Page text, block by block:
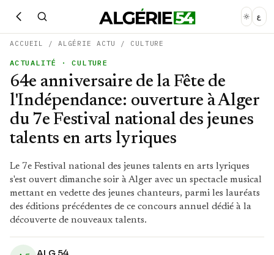
ع
ACCUEIL / ALGÉRIE ACTU / CULTURE
ACTUALITÉ · CULTURE
64e anniversaire de la Fête de
l'Indépendance: ouverture à Alger
du 7e Festival national des jeunes
talents en arts lyriques
Le 7e Festival national des jeunes talents en arts lyriques
s'est ouvert dimanche soir à Alger avec un spectacle musical
mettant en vedette des jeunes chanteurs, parmi les lauréats
des éditions précédentes de ce concours annuel dédié à la
découverte de nouveaux talents.